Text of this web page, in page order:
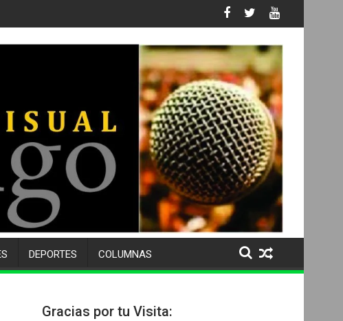
la niñez y adolescencia
DEPORTES COLUMNAS
Gracias por tu Visita: